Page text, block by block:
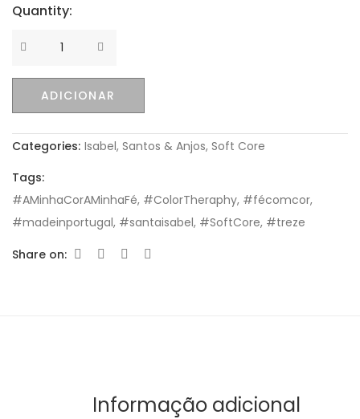
Quantity:
Quantity
ADICIONAR
Categories: Isabel, Santos & Anjos, Soft Core
Tags:
#AMinhaCorAMinhaFé, #ColorTheraphy, #fécomcor,
#madeinportugal, #santaisabel, #SoftCore, #treze
Share on:
Informação adicional